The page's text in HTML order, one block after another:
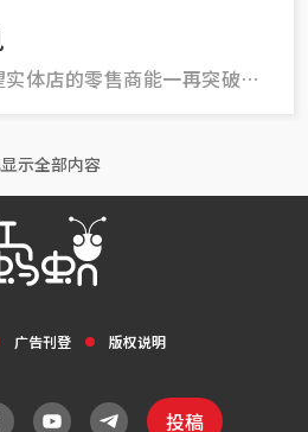
体店的零售商能一再突破传
示全部内容
广告刊登 版权说明
投稿